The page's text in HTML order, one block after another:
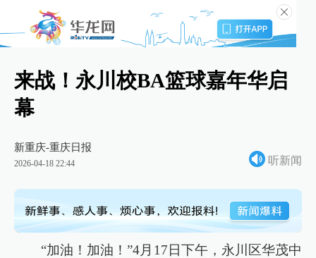
来战！永川校BA篮球嘉年华启
幕
新重庆-重庆日报
2026-04-18 22:44 听新闻
“加油！加油！”4月17日下午，永川区华茂中